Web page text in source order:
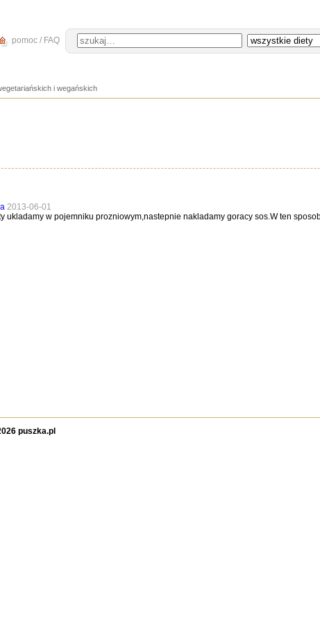
pomoc / FAQ
i wegańskich
2013-06-01
ukladamy w pojemniku prozniowym,nastepnie nakladamy goracy sos.W ten
puszka.pl